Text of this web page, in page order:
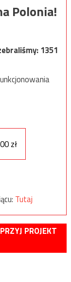
Polonia!
1351
zł
Tutaj
PROJEKT